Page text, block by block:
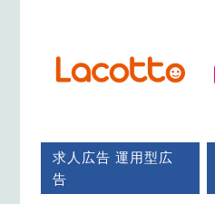
求人広告 運用型広
告